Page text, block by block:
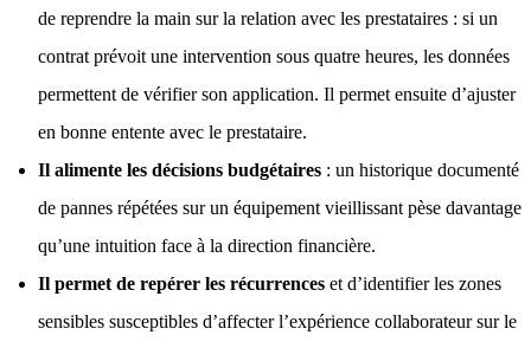
de reprendre la main sur la relation avec les prestataires : si un
contrat prévoit une intervention sous quatre heures, les données
permettent de vérifier son application. Il permet ensuite d’ajuster
en bonne entente avec le prestataire.
Il alimente les décisions budgétaires : un historique documenté
de pannes répétées sur un équipement vieillissant pèse davantage
qu’une intuition face à la direction financière.
Il permet de repérer les récurrences et d’identifier les zones
sensibles susceptibles d’affecter l’expérience collaborateur sur le